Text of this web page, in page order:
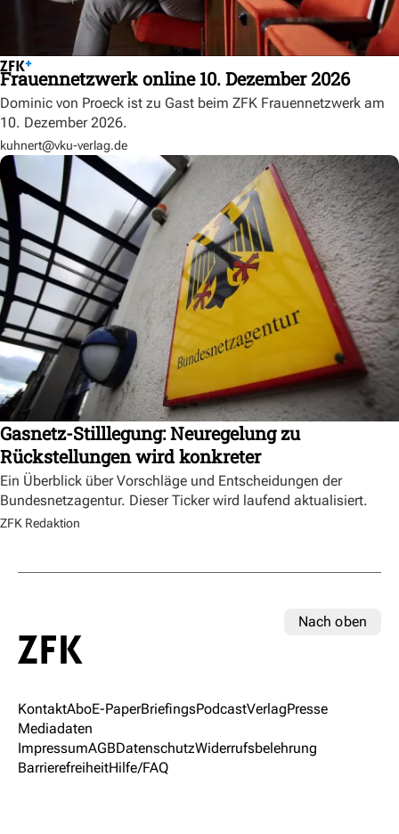
Frauennetzwerk online 10. Dezember 2026
Dominic von Proeck ist zu Gast beim ZFK Frauennetzwerk am
10. Dezember 2026.
kuhnert@vku-verlag.de
Gasnetz-Stilllegung: Neuregelung zu
Rückstellungen wird konkreter
Ein Überblick über Vorschläge und Entscheidungen der
Bundesnetzagentur. Dieser Ticker wird laufend aktualisiert.
ZFK Redaktion
Nach oben
KontaktAboE-PaperBriefingsPodcastVerlagPresse
Mediadaten
ImpressumAGBDatenschutzWiderrufsbelehrung
BarrierefreiheitHilfe/FAQ